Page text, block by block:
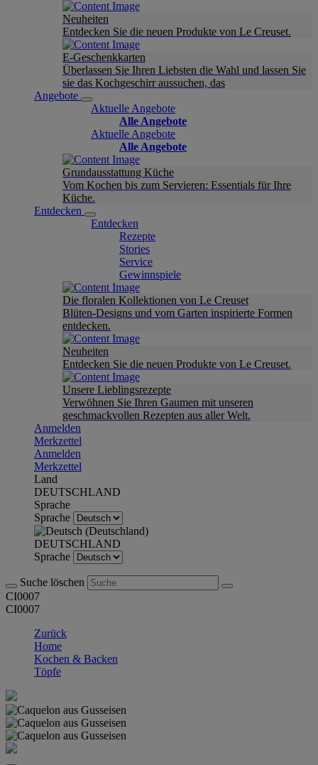
Neuheiten
Entdecken Sie die neuen Produkte von Le Creuset.
E-Geschenkkarten
Überlassen Sie Ihren Liebsten die Wahl und lassen Sie
sie das Kochgeschirr aussuchen, das
Angebote
Aktuelle Angebote
Alle Angebote
Aktuelle Angebote
Alle Angebote
Grundausstattung Küche
Vom Kochen bis zum Servieren: Essentials für Ihre
Küche.
Entdecken
Entdecken
Rezepte
Stories
Service
Gewinnspiele
Die floralen Kollektionen von Le Creuset
Blüten-Designs und vom Garten inspirierte Formen
entdecken.
Neuheiten
Entdecken Sie die neuen Produkte von Le Creuset.
Unsere Lieblingsrezepte
Verwöhnen Sie Ihren Gaumen mit unseren
geschmackvollen Rezepten aus aller Welt.
Anmelden
Merkzettel
Anmelden
Merkzettel
Land
DEUTSCHLAND
Sprache
Sprache
DEUTSCHLAND
Sprache
Suche löschen
CI0007
CI0007
Zurück
Home
Kochen & Backen
Töpfe